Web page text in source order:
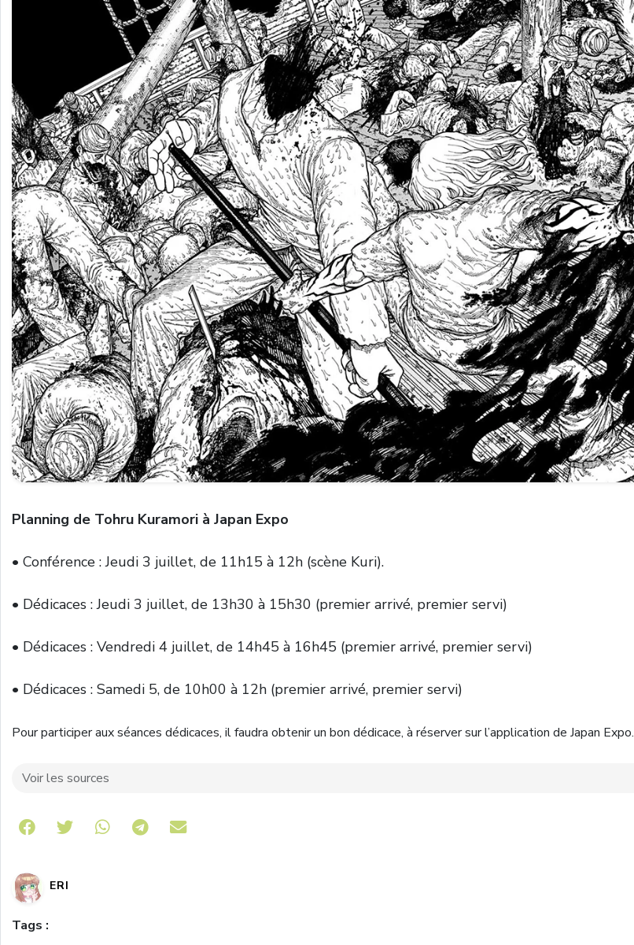
Planning de Tohru Kuramori à Japan Expo
• Conférence : Jeudi 3 juillet, de 11h15 à 12h (scène Kuri).
• Dédicaces : Jeudi 3 juillet, de 13h30 à 15h30 (premier arrivé, premier servi)
• Dédicaces : Vendredi 4 juillet, de 14h45 à 16h45 (premier arrivé, premier servi)
• Dédicaces : Samedi 5, de 10h00 à 12h (premier arrivé, premier servi)
Pour participer aux séances dédicaces, il faudra obtenir un bon dédicace, à réserver sur l’application de Japan Expo.
Voir les sources
Share on Telegram
ERI
Tags :